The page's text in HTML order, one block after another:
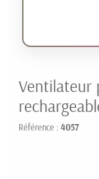
Ventilateur
Référence : 4057